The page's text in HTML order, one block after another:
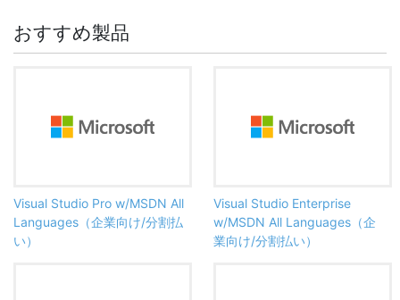
おすすめ製品
Visual Studio Pro w/MSDN All
Languages（企業向け/分割払
い）
Visual Studio Enterprise
w/MSDN All Languages（企
業向け/分割払い）